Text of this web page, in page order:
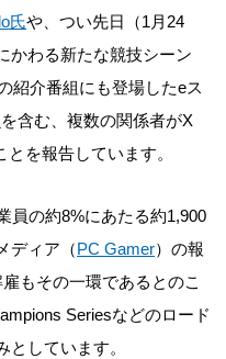
氏や、つい先日（1月24
かわる新たな競技シーン
紹介番組にも登場したeス
を含む、複数の関係者がX
とを報告しています。
員の約8%にあたる約1,900
ディア（PC Gamer）の報
もその一環であるとのこ
Seriesなどのロード
しています。